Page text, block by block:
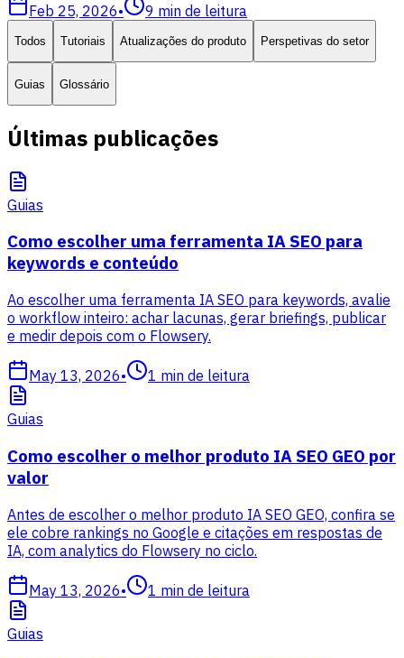
Feb 25, 2026• 9 min de leitura
Todos Tutoriais Atualizações do produto Perspetivas do setor
Guias Glossário
Últimas publicações
Guias
Como escolher uma ferramenta IA SEO para
keywords e conteúdo
Ao escolher uma ferramenta IA SEO para keywords, avalie
o workflow inteiro: achar lacunas, gerar briefings, publicar
e medir depois com o Flowsery.
May 13, 2026• 1 min de leitura
Guias
Como escolher o melhor produto IA SEO GEO por
valor
Antes de escolher o melhor produto IA SEO GEO, confira se
ele cobre rankings no Google e citações em respostas de
IA, com analytics do Flowsery no ciclo.
May 13, 2026• 1 min de leitura
Guias